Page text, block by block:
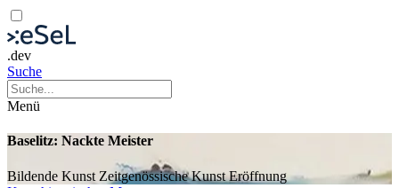
.dev
Suche
Menü
Baselitz: Nackte Meister
Bildende Kunst Zeitgenössische KunstEröffnung